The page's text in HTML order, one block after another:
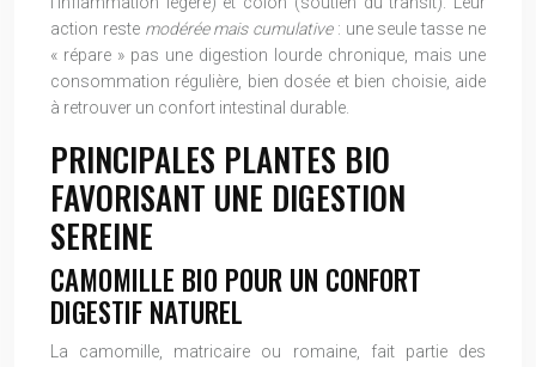
action reste modérée mais cumulative: une seule tasse ne
« répare » pas une digestion lourde chronique, mais une
consommation régulière, bien dosée et bien choisie, aide
à retrouver un confort intestinal durable.
PRINCIPALES PLANTES BIO
FAVORISANT UNE DIGESTION
SEREINE
CAMOMILLE BIO POUR UN CONFORT
DIGESTIF NATUREL
La camomille, matricaire ou romaine, fait partie des